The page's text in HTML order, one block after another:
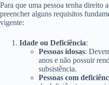
Para que uma pessoa tenha direito
preencher alguns requisitos
vigente:
Idade ou Deficiência:
Pessoas idosas:
anos e não possuir
subsistência.
Pessoas com